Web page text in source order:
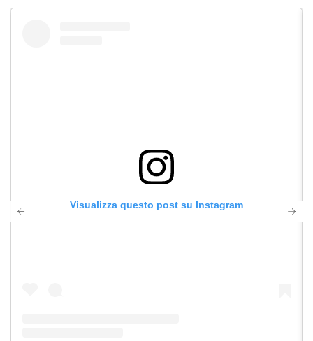
Visualizza questo post su Instagram